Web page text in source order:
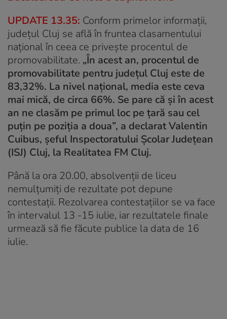
UPDATE 13.35: Conform primelor informaţii,
judeţul Cluj se află în fruntea clasamentului
naţional în ceea ce priveşte procentul de
promovabilitate. „În acest an, procentul de
promovabilitate pentru judeţul Cluj este de
83,32%. La nivel naţional, media este ceva
mai mică, de circa 66%. Se pare că şi în acest
an ne clasăm pe primul loc pe ţară sau cel
puţin pe poziţia a doua”, a declarat Valentin
Cuibus, şeful Inspectoratului Şcolar Judeţean
(ISJ) Cluj, la Realitatea FM Cluj.
Până la ora 20.00, absolvenţii de liceu
nemulțumiți de rezultate pot depune
contestaţii. Rezolvarea contestaţiilor se va face
în intervalul 13 -15 iulie, iar rezultatele finale
urmează să fie făcute publice la data de 16
iulie.